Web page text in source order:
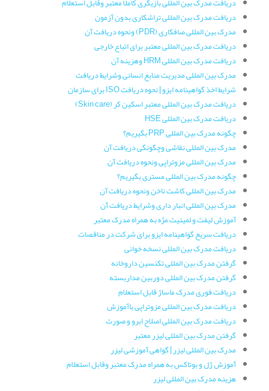
دریافت مدرک بین المللی تراشکاری بدون آزمون
مدرک بین المللی صافکاری (PDR) ونحوه دریافت آن
دریافت مدرک بین المللی معتبر برای اتباع خارجی
دریافت مدرک بین المللی HRM وهزینه آن
مدرک بین المللی مدیریت منابع انسانی وشرایط دریافت
شرایط اخذ گواهینامه ایزو | نحوه دریافت ISO برای سازمان
دریافت مدرک بین المللی معتبر اسکین کر (Skin care)
دریافت مدرک بین المللی HSE
چگونه مدرک بین المللی PRP بگیریم؟
مدرک بین المللی نقاشی وچگونگی دریافت آن
مدرک بین المللی مزوتراپی ونحوه دریافت آن
چگونه مدرک بین المللی مستری بگیریم؟
مدرک بین المللی کاشت ناخن ونحوه دریافت آن
مدرک بین المللی انبار داری وشرایط دریافت آن
آموزش لیفت و لمینیت مژه به همراه مدرک معتبر
دریافت سریع گواهینامه ایزو برای شرکت در مناقصات
دریافت مدرک بین المللی نسخه خوانی
گرفتن مدرک بین المللی تکنسین داروخانه
گرفتن مدرک بین المللی دوربین مداربسته
دریافت فوری مدرک ماساژ قابل استعلام
دریافت مدرک بین المللی مزوتراپی باآموزش
دریافت مدرک بین المللی اصلاح ابرو و صورت
گرفتن مدرک بین المللی لیزر معتبر
مدرک بین المللی لیزر | گواهی آموزشی لیزر
آموزش ژل و بوتاکس به همراه مدرک معتبر وقابل استعلام
هزینه مدرک بین المللی لیزر